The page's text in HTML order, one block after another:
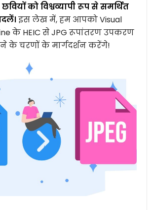
छवियों को विश्वव्यापी रूप से समर्थित
इस लेख में, हम आपको Visual
के HEIC से JPG रूपांतरण उपकरण
के चरणों के मार्गदर्शन करेंगे!